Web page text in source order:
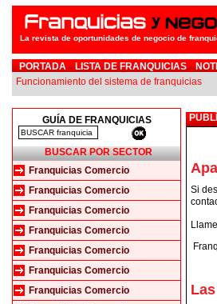
La revista de oportunidades de negocio de
PORTADA LISTA DE FRANQUICIAS
Funcionamiento del sistema de franquicias
GUÍA DE FRANQUICIAS
BUSCAR POR SECTOR
Franquicias Comercio
Franquicias Comercio
Franquicias Comercio
Franquicias Comercio
Franquicias Comercio
Franquicias Comercio
Franquicias Comercio
Si